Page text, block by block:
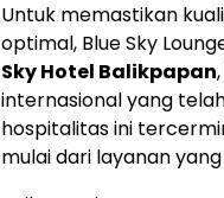
Untuk memastikan
optimal, Blue Sky
Sky Hotel Balikpapan
internasional yang
hospitalitas ini
mulai dari layanan